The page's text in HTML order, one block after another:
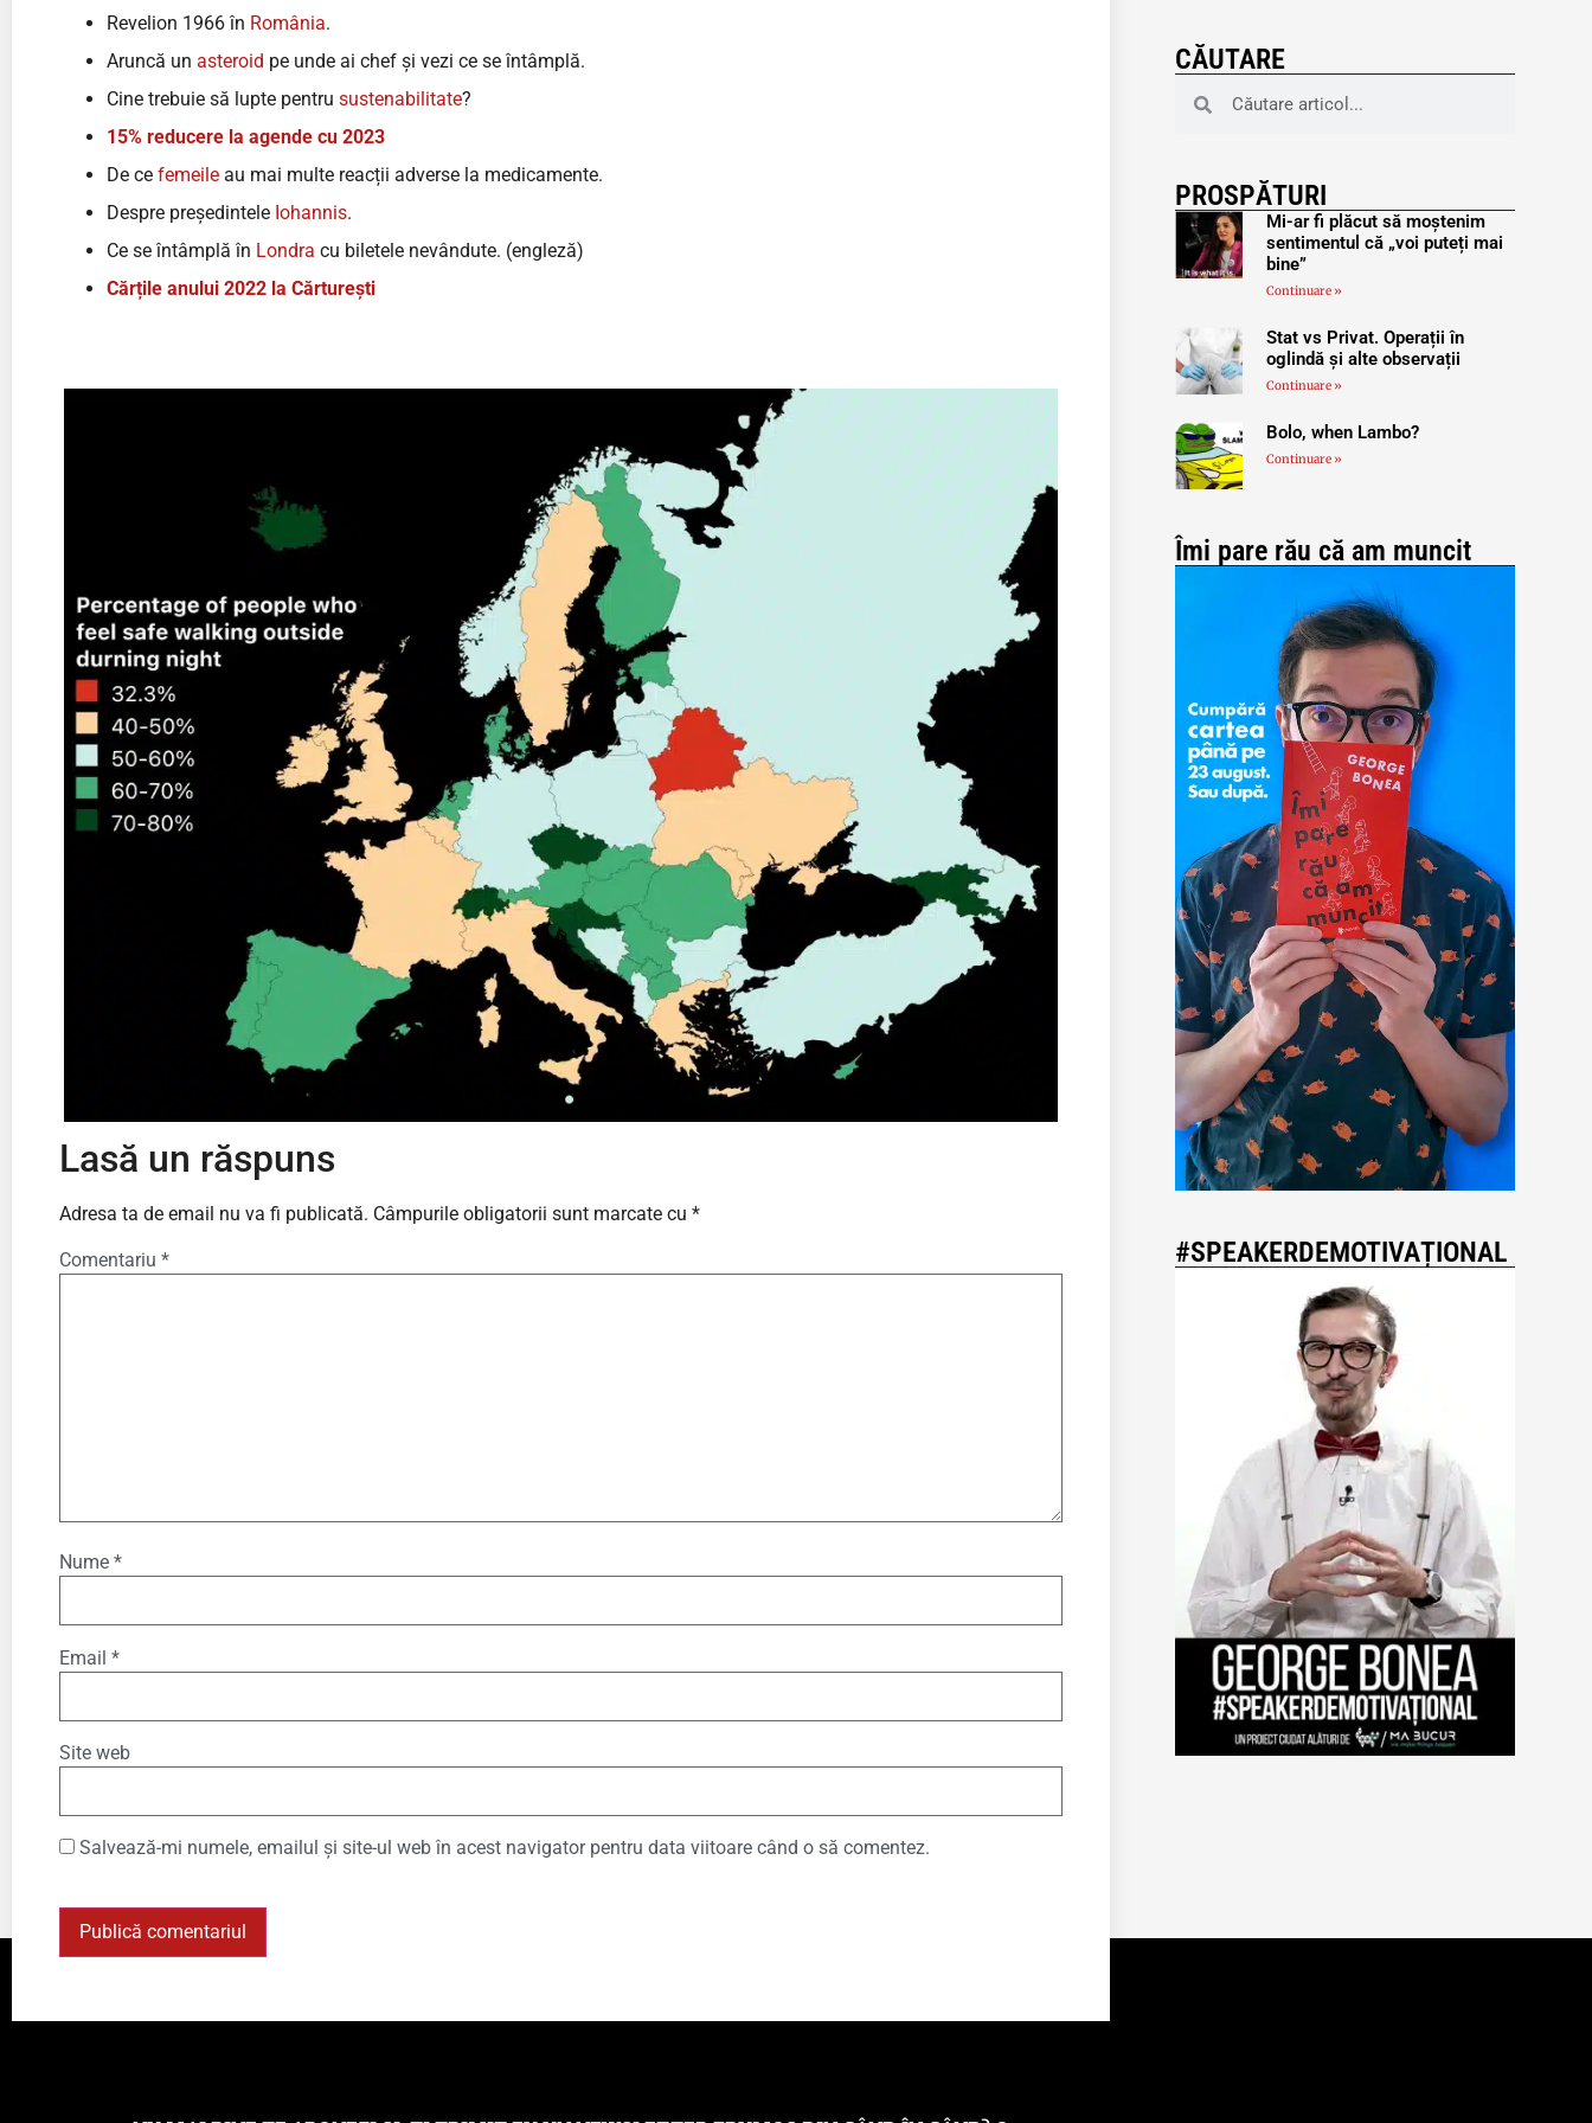
Revelion 1966 în România.
Aruncă un asteroid pe unde ai chef și vezi ce se întâmplă.
Cine trebuie să lupte pentru sustenabilitate?
15% reducere la agende cu 2023
De ce femeile au mai multe reacții adverse la medicamente.
Despre președintele Iohannis.
Ce se întâmplă în Londra cu biletele nevândute. (engleză)
Cărțile anului 2022 la Cărturești
Lasă un răspuns
Adresa ta de email nu va fi publicată. Câmpurile obligatorii sunt marcate cu *
Comentariu *
Nume *
Email *
Site web
Salvează-mi numele, emailul și site-ul web în acest navigator pentru data viitoare când o să comentez.
CĂUTARE
PROSPĂTURI
Mi-ar fi plăcut să moștenim
sentimentul că „voi puteți mai
bine”
Continuare »
Stat vs Privat. Operații în
oglindă și alte observații
Continuare »
Bolo, when Lambo?
Continuare »
Îmi pare rău că am muncit
#SPEAKERDEMOTIVAȚIONAL